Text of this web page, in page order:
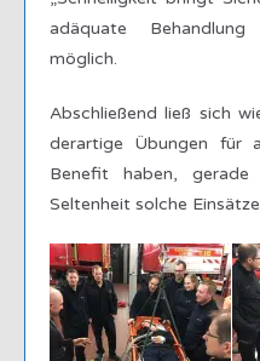
adäquate
möglich.
Abschließend ließ sich
derartige Übungen für
Benefit haben,
Seltenheit solche